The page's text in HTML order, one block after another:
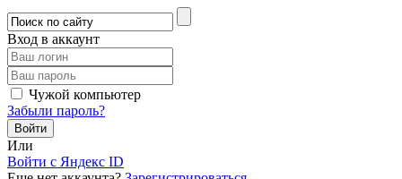
Вход в аккаунт
Чужой компьютер
Забыли пароль?
Или
Войти c Яндекс ID